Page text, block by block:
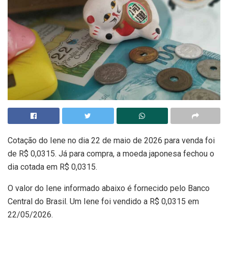
Cotação do Iene no dia 22 de maio de 2026 para venda foi
de R$ 0,0315. Já para compra, a moeda japonesa fechou o
dia cotada em R$ 0,0315.
O valor do Iene informado abaixo é fornecido pelo Banco
Central do Brasil. Um Iene foi vendido a R$ 0,0315 em
22/05/2026.